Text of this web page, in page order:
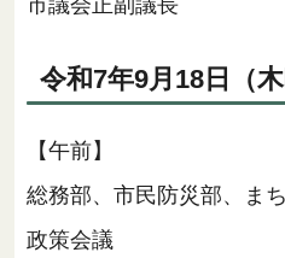
市議会正副議長
令和7年9月18日（木
【午前】
総務部、市民防災部、ま
政策会議